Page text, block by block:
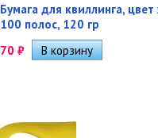
Бумага для квиллинга,
100 полос, 120 гр
70 ₽